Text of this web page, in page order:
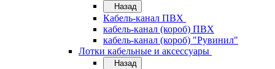
Назад
Кабель-канал ПВХ
кабель-канал (короб) ПВХ
кабель-канал (короб) "Рувинил"
Лотки кабельные и аксессуары
Назад